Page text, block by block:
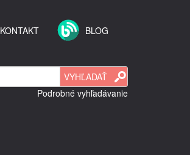
KONTAKT BLOG
Podrobné vyhľadávanie